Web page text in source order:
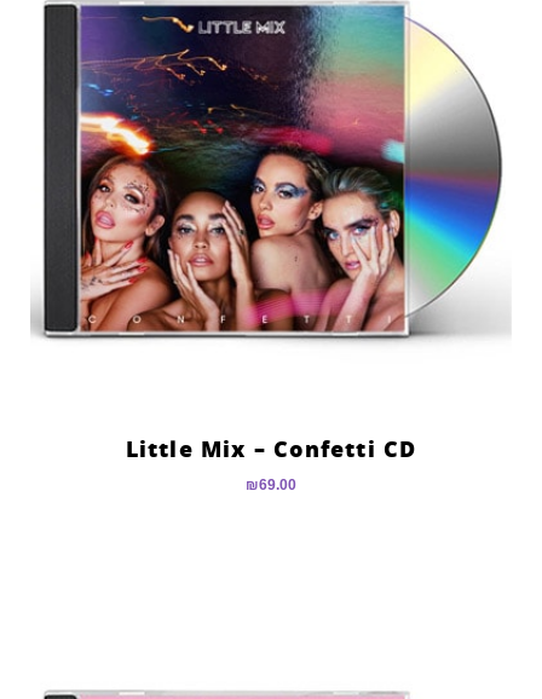
Little Mix – Confetti CD
₪69.00